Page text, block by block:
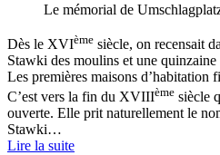
Le mémorial de
Dès le XVIème siècle, on recensait
Stawki des moulins et une quinzaine
Les premières maisons d’habitation
C’est vers la fin du XVIIIème siècle
ouverte. Elle prit naturellement le
Stawki…
Lire la suite